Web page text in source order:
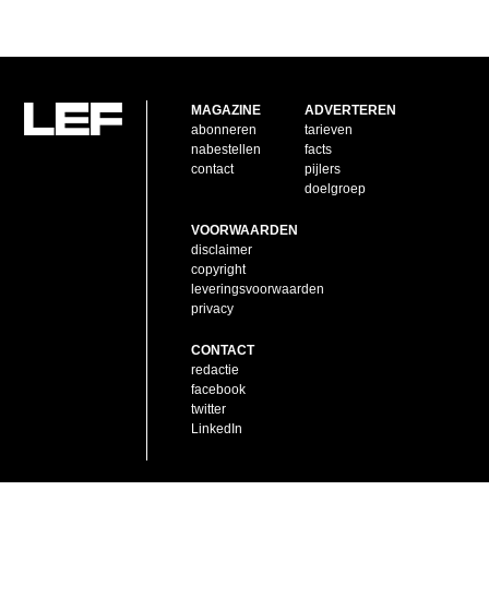
MAGAZINE
abonneren
nabestellen
contact
ADVERTEREN
tarieven
facts
pijlers
doelgroep
VOORWAARDEN
disclaimer
copyright
leveringsvoorwaarden
privacy
CONTACT
redactie
facebook
twitter
LinkedIn